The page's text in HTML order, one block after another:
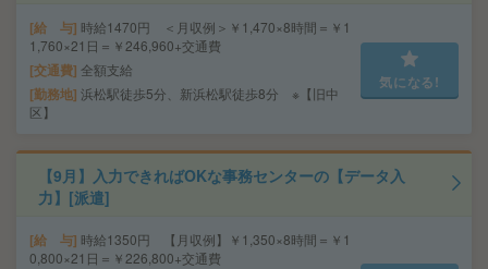
給 与 時給1470円 ＜月収例＞￥1,470×8時間＝￥1
1,760×21日＝￥246,960+交通費
交通費 全額支給
勤務地 浜松駅徒歩5分、新浜松駅徒歩8分 ※【旧中
区】
気になる!
【9月】入力できればOKな事務センターの【データ入
力】[派遣]
給 与 時給1350円 【月収例】￥1,350×8時間＝￥1
0,800×21日＝￥226,800+交通費